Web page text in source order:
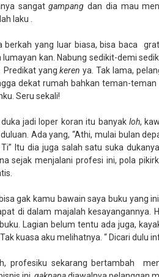
sangatgampangdan dia mau
laku .
berkah yang luar biasa, bisa baca
kan. Nabung sedikit-demi
Predikat yangkeren ya. Tak lama,
dekat rumah bahkan teman-teman
Seru sekali!
jadi loper koran itu banyak loh,
Ada yang, “Athi, mulai bulan
Itu dia juga salah satu suka
sejak menjalani profesi ini, pola
gak kamu bawain saya buku yang
di dalam majalah kesayangannya.
Lagian belum tentu ada juga,
kuasa aku melihatnya. “ Dicari dulu
profesiku sekarang bertambah